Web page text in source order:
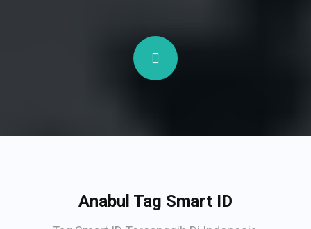
Anabul Tag Smart ID